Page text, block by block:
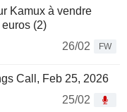
Kamux à vendre
(2)
26/02
FW
Call, Feb 25, 2026
25/02